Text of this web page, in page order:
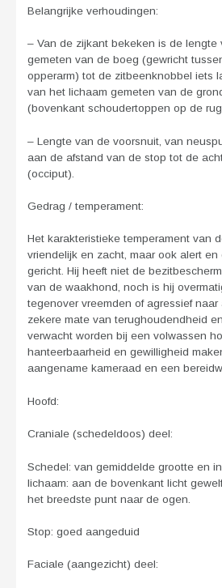
Belangrijke verhoudingen:
– Van de zijkant bekeken is de lengte
gemeten van de boeg (gewricht
opperarm) tot de zitbeenknobbel iets
van het lichaam gemeten van de
(bovenkant schoudertoppen op de
– Lengte van de voorsnuit, van
aan de afstand van de stop tot de
(occiput).
Gedrag / temperament:
Het karakteristieke temperament van
vriendelijk en zacht, maar ook alert en
gericht. Hij heeft niet de
van de waakhond, noch is hij
tegenover vreemden of agressief
zekere mate van terughoudendheid
verwacht worden bij een volwassen
hanteerbaarheid en gewilligheid
aangename kameraad en een
Hoofd:
Craniale (schedeldoos) deel:
Schedel: van gemiddelde grootte en
lichaam: aan de bovenkant licht
het breedste punt naar de ogen.
Stop: goed aangeduid
Faciale (aangezicht) deel: